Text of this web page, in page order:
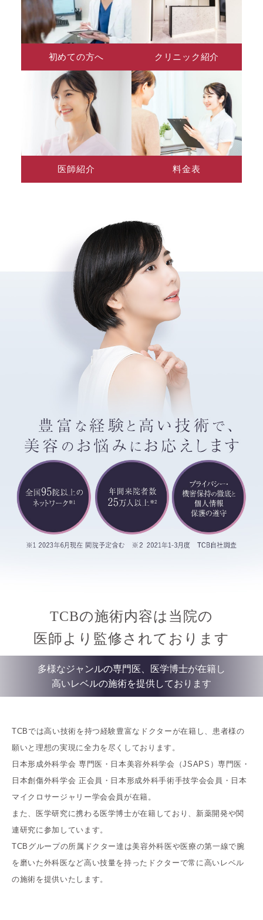
初めての方へ クリニック紹介
医師紹介 料金表
TCBの施術内容は当院の
医師より監修されております
多様なジャンルの専門医、医学博士が在籍し
高いレベルの施術を提供しております
TCBでは高い技術を持つ経験豊富なドクターが在籍し、患者様の
願いと理想の実現に全力を尽くしております。
日本形成外科学会 専門医・日本美容外科学会（JSAPS）専門医・
日本創傷外科学会 正会員・日本形成外科手術手技学会会員・日本
マイクロサージャリー学会会員が在籍。
また、医学研究に携わる医学博士が在籍しており、新薬開発や関
連研究に参加しています。
TCBグループの所属ドクター達は美容外科医や医療の第一線で腕
を磨いた外科医など高い技量を持ったドクターで常に高いレベル
の施術を提供いたします。